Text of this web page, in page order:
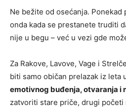
Ne bežite od osećanja. Ponekad
onda kada se prestanete truditi
nije u begu – već u vezi gde
Za Rakove, Lavove, Vage i
biti samo običan prelazak iz leta
emotivnog buđenja, otvaranja i
zatvoriti stare priče, drugi početi